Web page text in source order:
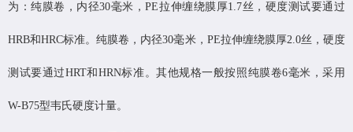
为：纯膜卷，内径30毫米，PE拉伸缠绕膜厚1.7丝，硬度测试要通过
HRB和HRC标准。纯膜卷，内径30毫米，PE拉伸缠绕膜厚2.0丝，硬度
测试要通过HRT和HRN标准。其他规格一般按照纯膜卷6毫米，采用
W-B75型韦氏硬度计量。